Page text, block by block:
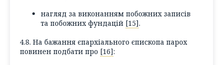
нагляд за виконанням побожних записів
та побожних фундацій [15].
4.8. На бажання єпархіального єпископа парох
повинен подбати про [16]: